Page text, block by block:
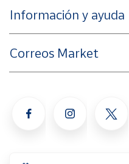
Información y ayuda
Correos Market